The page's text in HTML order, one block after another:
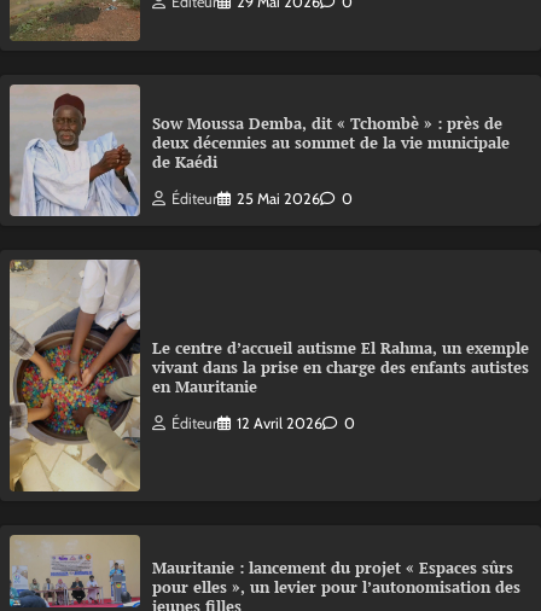
Sow Moussa Demba, dit « Tchombè » : près de
deux décennies au sommet de la vie municipale
de Kaédi
Éditeur 25 Mai 2026 0
Le centre d’accueil autisme El Rahma, un exemple
vivant dans la prise en charge des enfants autistes
en Mauritanie
Éditeur 12 Avril 2026 0
Mauritanie : lancement du projet « Espaces sûrs
pour elles », un levier pour l’autonomisation des
jeunes filles